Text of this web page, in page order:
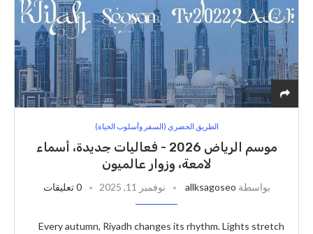
الطريق الحضري (السفر وأسلوب الحياة)
موسم الرياض 2026 - فعاليات جديدة، أسماء
لامعة، وزوار عالميون
بواسطة allksagoseo نوفمبر 11, 2025 0 تعليقات
Every autumn, Riyadh changes its rhythm. Lights stretch